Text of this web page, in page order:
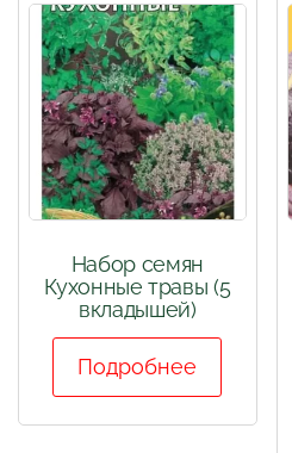
Набор семян
Кухонные травы (5
вкладышей)
Подробнее